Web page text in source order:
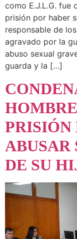
como E.J.L.G. fue
prisión por haber
responsable de
agravado por la
abuso sexual
guarda y la […]
PRISIÓN
ABUSAR
DE SU